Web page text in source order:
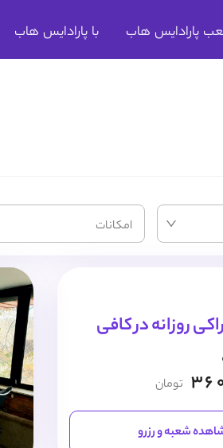
پارادایس هاب با پارادایس هاب
امکانات
روزانه در کافی
تومان
شعبه و رزرو